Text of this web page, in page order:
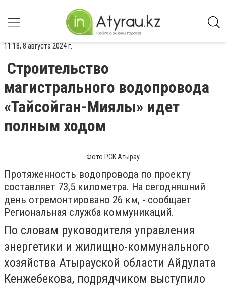
11:18, 8 августа 2024 г.
Строительство
магистрального водопровода
«Тайсойган-Миялы» идет
полным ходом
Фото РСК Атырау
Протяженность водопровода по проекту
составляет 73,5 километра. На сегодняшний
день отремонтировано 26 км, - сообщает
Региональная служба коммуникаций.
По словам руководителя управления
энергетики и жилищно-коммунального
хозяйства Атырауской области Айдулата
Кенжебекова, подрядчиком выступило